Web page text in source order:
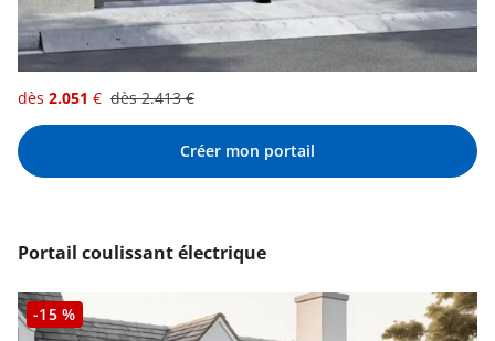
dès 2.051 € dès2.413€
Créer mon portail
Portail coulissant électrique
-15 %